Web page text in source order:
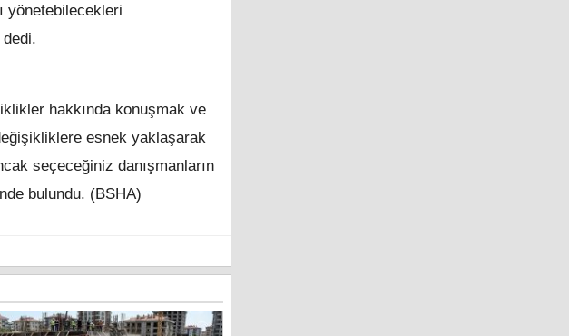
yönetebilecekleri
dedi.
hakkında konuşmak ve
esnek yaklaşarak
seçeceğiniz danışmanların
bulundu. (BSHA)